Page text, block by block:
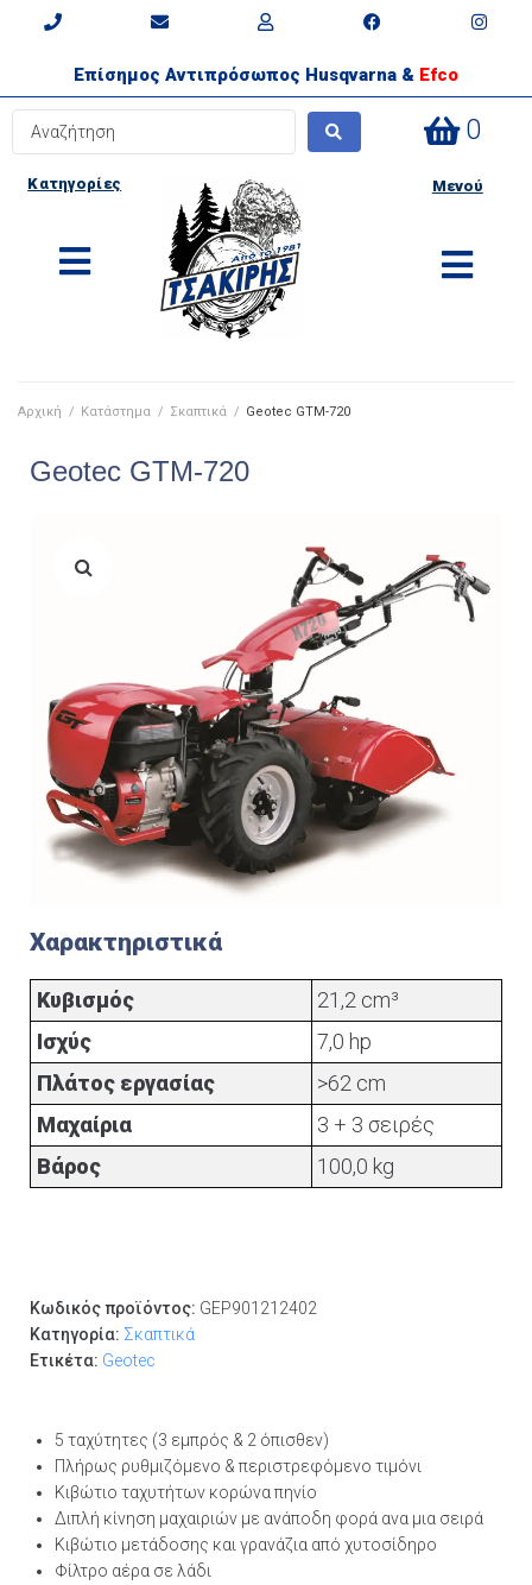
Επίσημος Αντιπρόσωπος Husqvarna & Efco
0
Κατηγορίες Μενού
Αρχική / Κατάστημα / Σκαπτικά / Geotec GTM-720
Geotec GTM-720
Χαρακτηριστικά
Κυβισμός
21,2 cm³
Ισχύς
7,0 hp
Πλάτος εργασίας
>62 cm
Μαχαίρια
3 + 3 σειρές
Βάρος
100,0 kg
Κωδικός προϊόντος: GEP901212402
Κατηγορία: Σκαπτικά
Ετικέτα: Geotec
5 ταχύτητες (3 εμπρός & 2 όπισθεν)
Πλήρως ρυθμιζόμενο & περιστρεφόμενο τιμόνι
Κιβώτιο ταχυτήτων κορώνα πηνίο
Διπλή κίνηση μαχαιριών με ανάποδη φορά ανα μια σειρά
Κιβώτιο μετάδοσης και γρανάζια από χυτοσίδηρο
Φίλτρο αέρα σε λάδι